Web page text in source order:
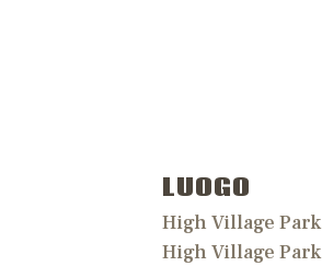
LUOGO
High Village Park
High Village Park